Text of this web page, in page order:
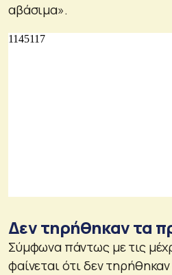
αβάσιμα».
Δεν τηρήθηκαν τα
Σύμφωνα πάντως με τις
φαίνεται ότι δεν